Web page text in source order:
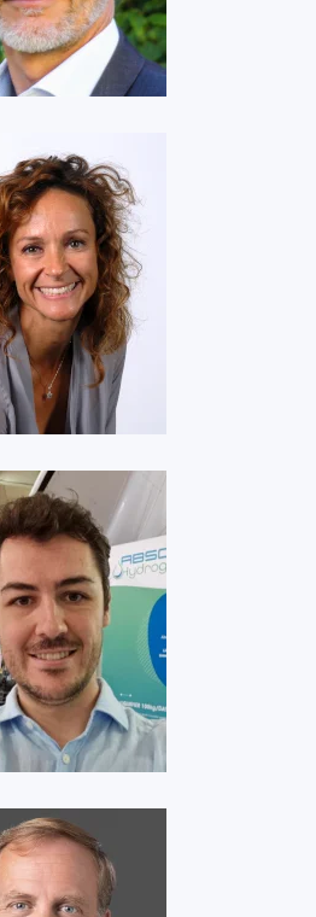
Voir
Eaton
Voir
Hydrogen
Voir